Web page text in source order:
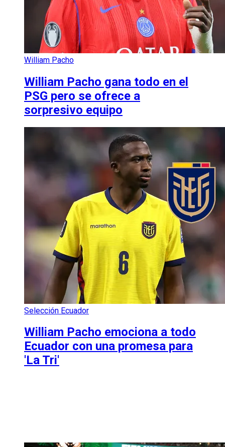
William Pacho
William Pacho gana todo en el
PSG pero se ofrece a
sorpresivo equipo
Selección Ecuador
William Pacho emociona a todo
Ecuador con una promesa para
'La Tri'